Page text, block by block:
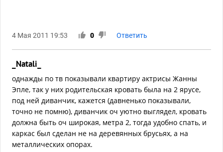
4 Мая 2011 19:53 0 Ответить
_Natali_
однажды по тв показывали квартиру актрисы Жанны
Эпле, так у них родительская кровать была на 2 ярусе,
под ней диванчик, кажется (давненько показывали,
точно не помню), диванчик оч уютно выглядел, кровать
должна быть оч широкая, метра 2, тогда удобно спать, и
каркас был сделан не на деревянных брусьях, а на
металлических опорах.